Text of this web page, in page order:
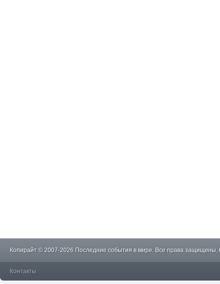
Копирайт © 2007-2026 Последние события в мире. Все права защищены.
Контакты